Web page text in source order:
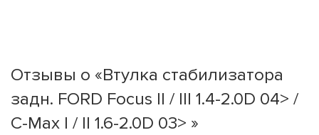
Отзывы о «Втулка стабилизатора
задн. FORD Focus II / III 1.4-2.0D 04> /
C-Max I / II 1.6-2.0D 03> »